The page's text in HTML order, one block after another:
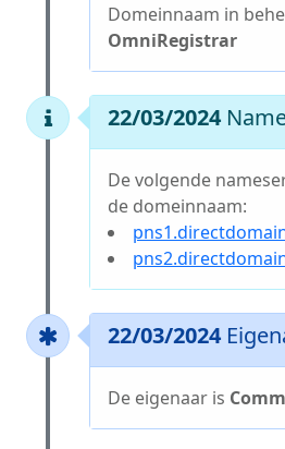
Domeinnaam in
OmniRegistrar
22/03/2024
De volgende
de domeinnaam:
22/03/2024
De eigenaar is